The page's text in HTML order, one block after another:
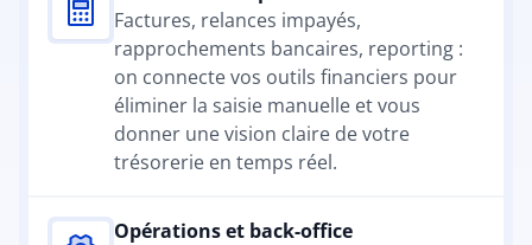
Factures, relances impayés,
rapprochements bancaires, reporting :
on connecte vos outils financiers pour
éliminer la saisie manuelle et vous
donner une vision claire de votre
trésorerie en temps réel.
Opérations et back-office